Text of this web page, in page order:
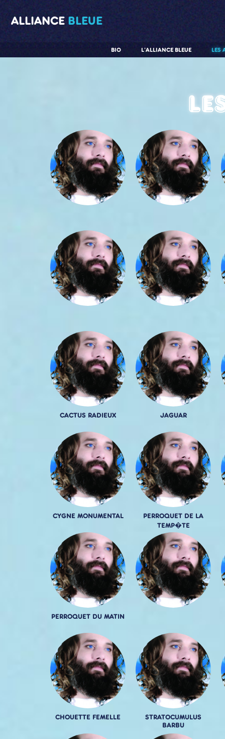
ALLIANCE BLEUE
LES
L'ALLIANCE BLEUE
BIO
CACTUS RADIEUX JAGUAR
CYGNE MONUMENTAL
PERROQUET DE LA
TEMP�TE
PERROQUET DU MATIN
CHOUETTE FEMELLE
STRATOCUMULUS
BARBU